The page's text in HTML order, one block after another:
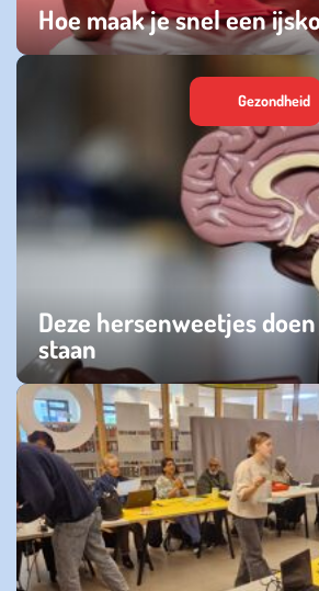
Hoe maak je snel een
maandag 15 juni 2026
Deze hersenweetjes
staan
zaterdag 06 juni 2026
Gezondheid